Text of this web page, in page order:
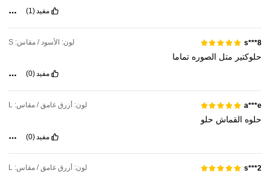
مفيد(1)
s***8 لون: الأسود / مقاس: S
حلوكتير متل الصورهتماما
مفيد(0)
a***e لون: أزرق غامق / مقاس: L
حلوه القماش حلو
مفيد (0)
s***2 لون: أزرق غامق / مقاس: L